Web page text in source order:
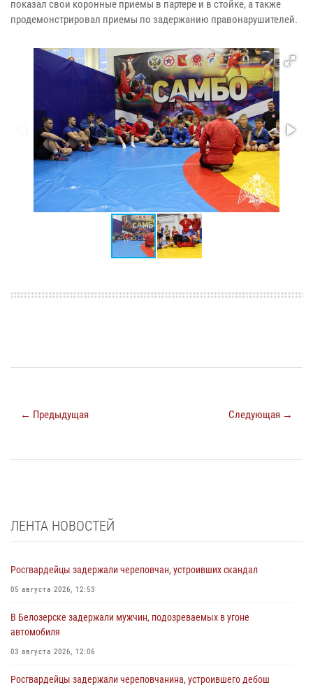
показал свои коронные приемы в партере и в стойке, а также
продемонстрировал приемы по задержанию правонарушителей.
← Предыдущая Следующая →
ЛЕНТА НОВОСТЕЙ
Росгвардейцы задержали череповчан, устроивших скандал
05 августа 2026, 12:53
В Белозерске задержали мужчин, подозреваемых в угоне
автомобиля
03 августа 2026, 12:06
Росгвардейцы задержали череповчанина, устроившего дебош